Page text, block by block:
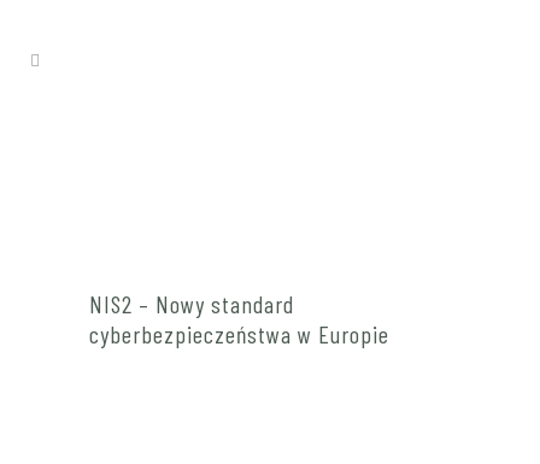
NIS2 – Nowy standard
cyberbezpieczeństwa w Europie